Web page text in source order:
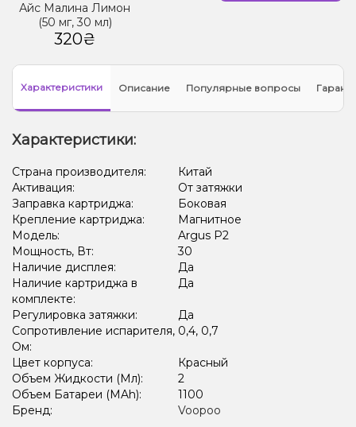
Айс Малина Лимон
(50 мг, 30 мл)
320₴
Характеристики Описание Популярные вопросы
Характеристики:
Страна производителя:
Китай
Активация:
От затяжки
Заправка картриджа:
Боковая
Крепление картриджа:
Магнитное
Модель:
Argus P2
Мощность, Вт:
30
Наличие дисплея:
Да
Наличие картриджа в
комплекте:
Да
Регулировка затяжки:
Да
Сопротивление испарителя,
Ом:
0,4, 0,7
Цвет корпуса:
Красный
Объем Жидкости (Мл):
2
Объем Батареи (MAh):
1100
Бренд:
Voopoo